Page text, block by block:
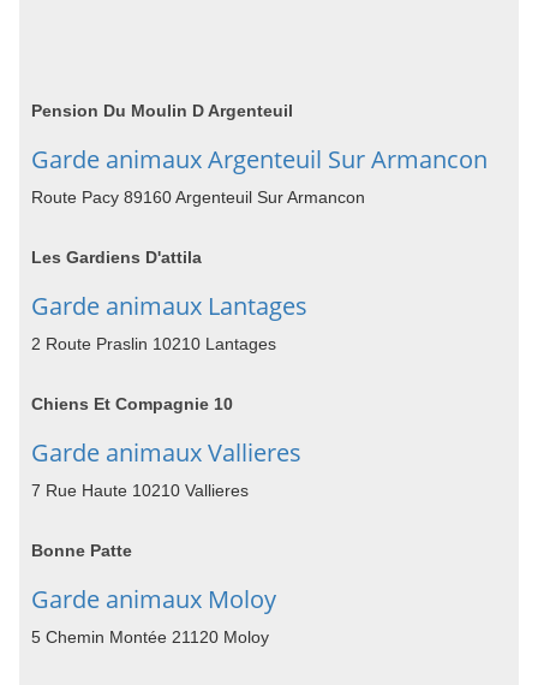
Pension Du Moulin D Argenteuil
Garde animaux Argenteuil Sur Armancon
Route Pacy 89160 Argenteuil Sur Armancon
Les Gardiens D'attila
Garde animaux Lantages
2 Route Praslin 10210 Lantages
Chiens Et Compagnie 10
Garde animaux Vallieres
7 Rue Haute 10210 Vallieres
Bonne Patte
Garde animaux Moloy
5 Chemin Montée 21120 Moloy